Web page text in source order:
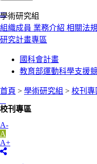
索
:::
學術研究組
組織成員 業務介紹 相關法
研究計畫專區
國科會計畫
教育部運動科學支援
首頁 > 學術研究組 > 校刊專
校刊專區
A-
A
A+